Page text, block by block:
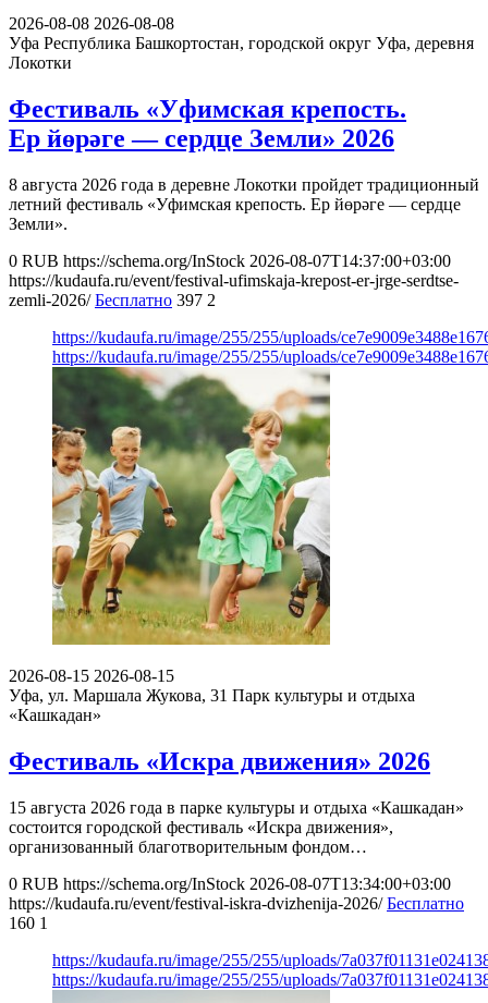
2026-08-08 2026-08-08
Уфа Республика Башкортостан, городской округ Уфа, деревня
Локотки
Фестиваль «Уфимская крепость.
Ер йөрәге — сердце Земли» 2026
8 августа 2026 года в деревне Локотки пройдет традиционный
летний фестиваль «Уфимская крепость. Ер йөрәге — сердце
Земли».
0 RUB https://schema.org/InStock 2026-08-07T14:37:00+03:00
https://kudaufa.ru/event/festival-ufimskaja-krepost-er-jrge-serdtse-
zemli-2026/ Бесплатно 397 2
https://kudaufa.ru/image/255/255/uploads/
https://kudaufa.ru/image/255/255/uploads/
2026-08-15 2026-08-15
Уфа, ул. Маршала Жукова, 31 Парк культуры и отдыха
«Кашкадан»
Фестиваль «Искра движения» 2026
15 августа 2026 года в парке культуры и отдыха «Кашкадан»
состоится городской фестиваль «Искра движения»,
организованный благотворительным фондом…
0 RUB https://schema.org/InStock 2026-08-07T13:34:00+03:00
https://kudaufa.ru/event/festival-iskra-dvizhenija-2026/ Бесплатно
160 1
https://kudaufa.ru/image/255/255/uploads/
https://kudaufa.ru/image/255/255/uploads/